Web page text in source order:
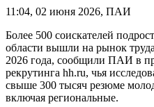
11:04, 02 июня 2026, ПАИ
Более 500 соискателей
области вышли на рынок
2026 года, сообщили ПАИ в
рекрутинга hh.ru, чья
свыше 300 тысяч резюме
включая региональные.